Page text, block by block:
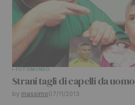
FOTOMONDO
Strani tagli di capelli da uomo
by massimo07/11/2013